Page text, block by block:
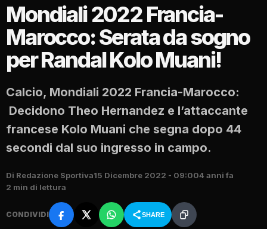
Mondiali 2022 Francia-
Marocco: Serata da sogno
per Randal Kolo Muani!
Calcio, Mondiali 2022 Francia-Marocco:
Decidono Theo Hernandez e l’attaccante
francese Kolo Muani che segna dopo 44
secondi dal suo ingresso in campo.
Di Redazione Sportiva15 Dicembre 2022 - 09:004 anni fa
2 min di lettura
CONDIVIDI SHARE